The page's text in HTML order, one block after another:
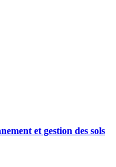
et gestion des sols